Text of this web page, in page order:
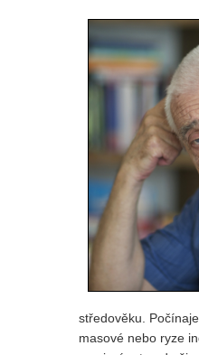
středověku.
masové nebo ryze